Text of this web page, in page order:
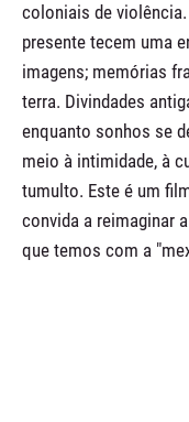
coloniais de
presente tecem uma
imagens; memórias
terra. Divindades
enquanto sonhos se
meio à intimidade, à
tumulto. Este é um
convida a reimaginar
que temos com a